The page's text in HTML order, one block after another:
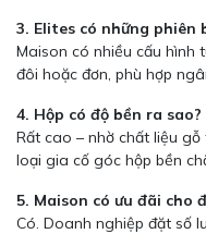
3. Elites có những phiên
Maison có nhiều cấu hình
đôi hoặc đơn, phù hợp
4. Hộp có độ bền ra sao?
Rất cao – nhờ chất liệu
loại gia cố góc hộp bền
5. Maison có ưu đãi cho
Có. Doanh nghiệp đặt số